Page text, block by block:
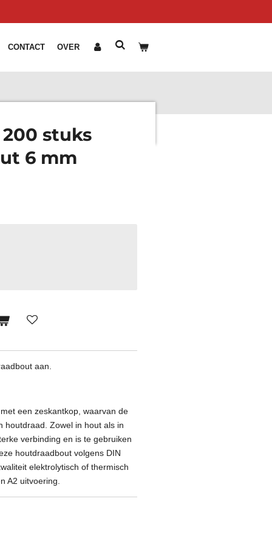
CONTACT OVER
stuks
6 mm
aan.
een zeskantkop, waarvan de
houtdraad. Zowel in hout als in
verbinding en is te gebruiken
houtdraadbout volgens DIN
elektrolytisch of thermisch
A2 uitvoering.